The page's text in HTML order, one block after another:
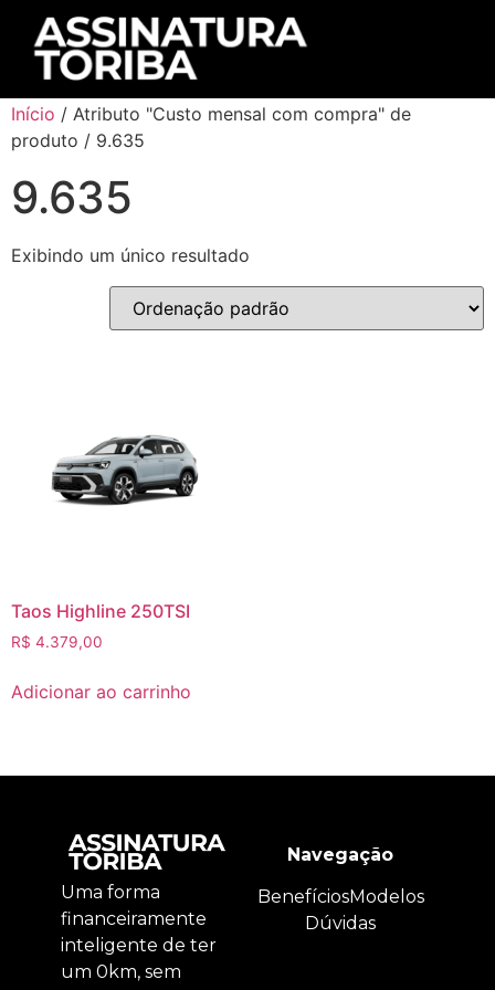
Início / Atributo "Custo mensal com compra" de
produto / 9.635
9.635
Exibindo um único resultado
Taos Highline 250TSI
R$ 4.379,00
Adicionar ao carrinho
Uma forma
financeiramente
inteligente de ter
um 0km, sem
Navegação
BenefíciosModelos
Dúvidas